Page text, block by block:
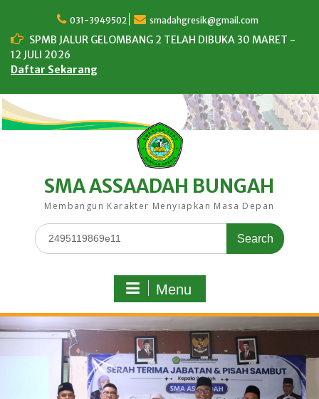
content
031-3949502 smadahgresik@gmail.com
SPMB JALUR GELOMBANG 2 TELAH DIBUKA 30 MARET -
12 JULI 2026
Daftar Sekarang
SMA ASSAADAH BUNGAH
Membangun Karakter Menyiapkan Masa Depan
Search
for:
Menu